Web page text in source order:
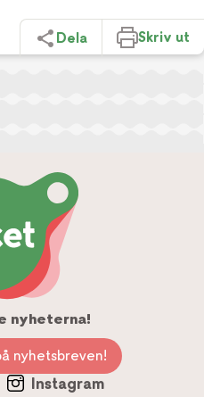
Dela Skriv ut
nyheterna!
nyhetsbreven!
Instagram